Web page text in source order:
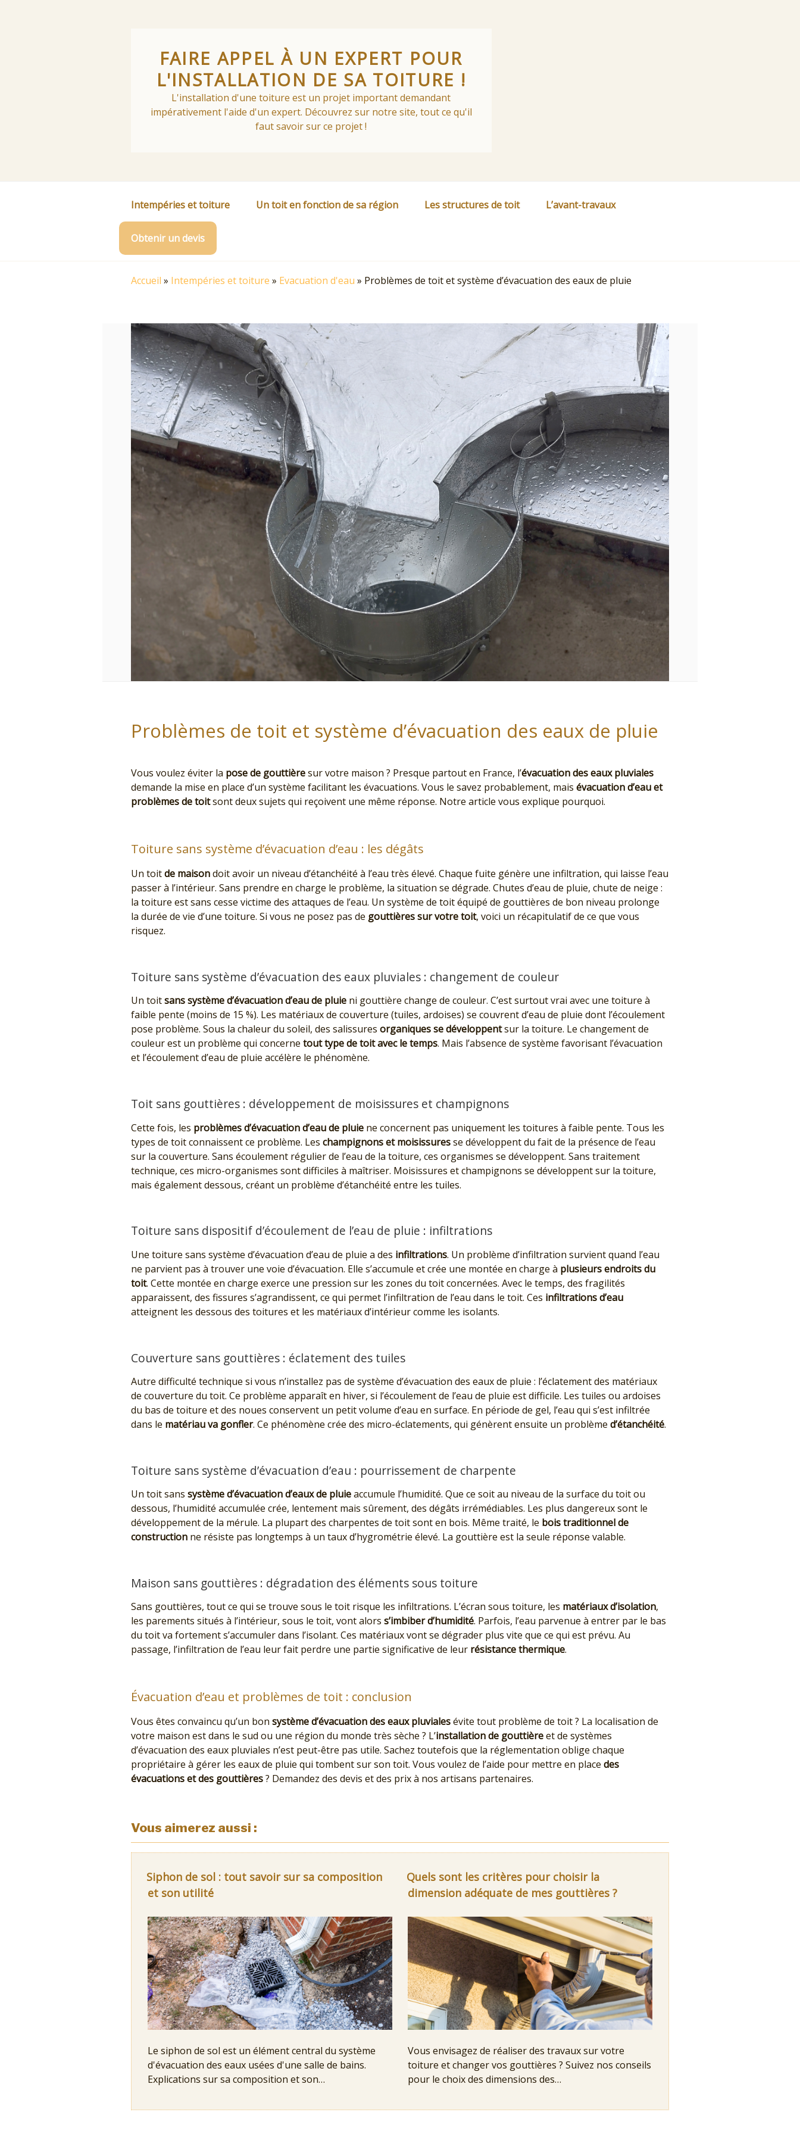
FAIRE APPEL À UN EXPERT POUR
L'INSTALLATION DE SA TOITURE !
L'installation d'une toiture est un projet important demandant
impérativement l'aide d'un expert. Découvrez sur notre site, tout ce qu'il
faut savoir sur ce projet !
Intempéries et toiture Un toit en fonction de sa région Les structures de toit L’avant-travaux
Obtenir un devis
Accueil » Intempéries et toiture » Evacuation d'eau » Problèmes de toit et système d’évacuation des eaux de pluie
Problèmes de toit et système d’évacuation des eaux de pluie
Vous voulez éviter la pose de gouttièresur votre maison ? Presque partout en France, l’évacuation des eaux pluviales
demande la mise en place d’un système facilitant les évacuations. Vous le savez probablement, mais évacuation d’eau et
problèmes de toitsont deux sujets qui reçoivent une même réponse. Notre article vous explique pourquoi.
Toiture sans système d’évacuation d’eau : les dégâts
Un toitde maisondoit avoir un niveau d’étanchéité à l’eau très élevé. Chaque fuite génère une infiltration, qui laisse l’eau
passer à l’intérieur. Sans prendre en charge le problème, la situation se dégrade. Chutes d’eau de pluie, chute de neige :
la toiture est sans cesse victime des attaques de l’eau. Un système de toit équipé de gouttières de bon niveau prolonge
la durée de vie d’une toiture. Si vous ne posez pas de gouttières sur votre toit, voici un récapitulatif de ce que vous
risquez.
Toiture sans système d’évacuation des eaux pluviales : changement de couleur
Un toitsans système d’évacuation d’eau de pluie ni gouttière change de couleur. C’est surtout vrai avec une toiture à
faible pente (moins de 15 %). Les matériaux de couverture (tuiles, ardoises) se couvrent d’eau de pluie dont l’écoulement
pose problème. Sous la chaleur du soleil, des salissures organiques se développentsur la toiture. Le changement de
couleur est un problème qui concerne tout type de toit avec le temps. Mais l’absence de système favorisant l’évacuation
et l’écoulement d’eau de pluie accélère le phénomène.
Toit sans gouttières : développement de moisissures et champignons
Cette fois, les problèmes d’évacuation d’eau de pluie ne concernent pas uniquement les toitures à faible pente. Tous les
types de toit connaissent ce problème. Les champignons et moisissuresse développent du fait de la présence de l’eau
sur la couverture. Sans écoulement régulier de l’eau de la toiture, ces organismes se développent. Sans traitement
technique, ces micro-organismes sont difficiles à maîtriser. Moisissures et champignons se développent sur la toiture,
mais également dessous, créant un problème d’étanchéité entre les tuiles.
Toiture sans dispositif d’écoulement de l’eau de pluie : infiltrations
Une toiture sans système d’évacuation d’eau de pluie a des infiltrations. Un problème d’infiltration survient quand l’eau
ne parvient pas à trouver une voie d’évacuation. Elle s’accumule et crée une montée en charge à plusieurs endroits du
toit. Cette montée en charge exerce une pression sur les zones du toit concernées. Avec le temps, des fragilités
apparaissent, des fissures s’agrandissent, ce qui permet l’infiltration de l’eau dans le toit. Ces infiltrations d’eau
atteignent les dessous des toitures et les matériaux d’intérieur comme les isolants.
Couverture sans gouttières : éclatement des tuiles
Autre difficulté technique si vous n’installez pas de système d’évacuation des eaux de pluie : l’éclatement des matériaux
de couverture du toit. Ce problème apparaît en hiver, si l’écoulement de l’eau de pluie est difficile. Les tuiles ou ardoises
du bas de toiture et des noues conservent un petit volume d’eau en surface. En période de gel, l’eau qui s’est infiltrée
dans le matériau va gonfler. Ce phénomène crée des micro-éclatements, qui génèrent ensuite un problème d’étanchéité.
Toiture sans système d’évacuation d’eau : pourrissement de charpente
Un toit sans système d’évacuation d’eaux de pluieaccumule l’humidité. Que ce soit au niveau de la surface du toit ou
dessous, l’humidité accumulée crée, lentement mais sûrement, des dégâts irrémédiables. Les plus dangereux sont le
développement de la mérule. La plupart des charpentes de toit sont en bois. Même traité, le bois traditionnel de
construction ne résiste pas longtemps à un taux d’hygrométrie élevé. La gouttière est la seule réponse valable.
Maison sans gouttières : dégradation des éléments sous toiture
Sans gouttières, tout ce qui se trouve sous le toit risque les infiltrations. L’écran sous toiture, les matériaux d’isolation,
les parements situés à l’intérieur, sous le toit, vont alors s’imbiber d’humidité. Parfois, l’eau parvenue à entrer par le bas
du toit va fortement s’accumuler dans l’isolant. Ces matériaux vont se dégrader plus vite que ce qui est prévu. Au
passage, l’infiltration de l’eau leur fait perdre une partie significative de leur résistance thermique.
Évacuation d’eau et problèmes de toit : conclusion
Vous êtes convaincu qu’un bon système d’évacuation des eaux pluvialesévite tout problème de toit ? La localisation de
votre maison est dans le sud ou une région du monde très sèche ? L’installation de gouttièreet de systèmes
d’évacuation des eaux pluviales n’est peut-être pas utile. Sachez toutefois que la réglementation oblige chaque
propriétaire à gérer les eaux de pluie qui tombent sur son toit. Vous voulez de l’aide pour mettre en place des
évacuations et des gouttières? Demandez des devis et des prix à nos artisans partenaires.
Vous aimerez aussi :
Siphon de sol : tout savoir sur sa composition
et son utilité
Le siphon de sol est un élément central du système
d'évacuation des eaux usées d'une salle de bains.
Explications sur sa composition et son…
Quels sont les critères pour choisir la
dimension adéquate de mes gouttières ?
Vous envisagez de réaliser des travaux sur votre
toiture et changer vos gouttières ? Suivez nos conseils
pour le choix des dimensions des…